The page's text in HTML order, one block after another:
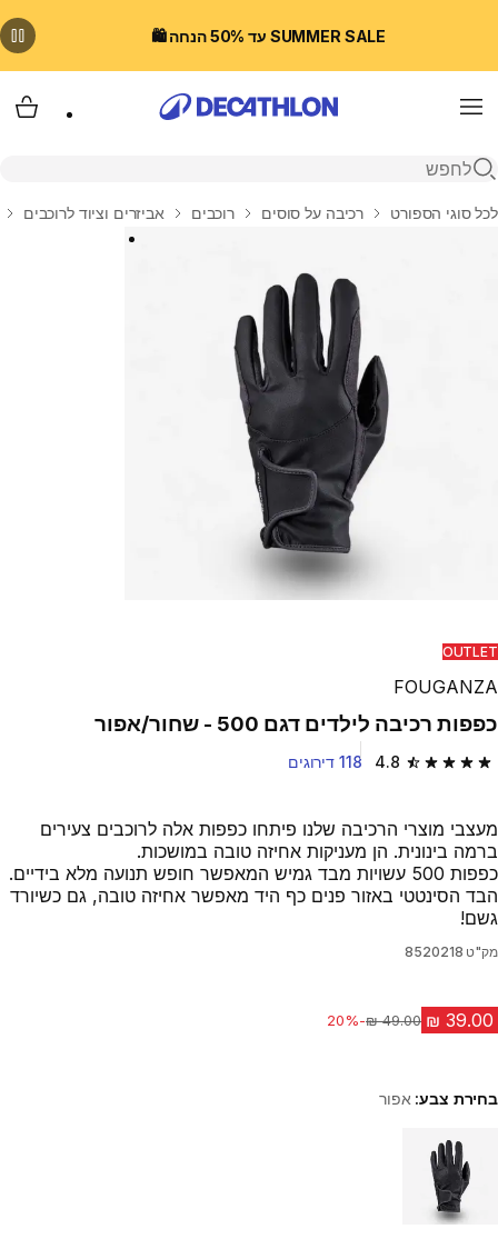
SUMMER SALE עד 50% הנחה 🛍️
Menu
פתיחת חיפוש
בית
לכל סוגי הספורט רכיבה על סוסים רוכבים אביזרים וציוד לרוכבים
OUTLET
FOUGANZA
כפפות רכיבה לילדים דגם 500 - שחור/אפור
4.8 4.8 out of 5 stars from 118 reviews 118 דירוגים
מעצבי מוצרי הרכיבה שלנו פיתחו כפפות אלה לרוכבים צעירים
ברמה בינונית. הן מעניקות אחיזה טובה במושכות.
כפפות 500 עשויות מבד גמיש המאפשר חופש תנועה מלא בידיים.
הבד הסינטטי באזור פנים כף היד מאפשר אחיזה טובה, גם כשיורד
גשם!
מק"ט 8520218
מחיר לפני הנחה
-20%
בחירת צבע: אפור
Choose a variant